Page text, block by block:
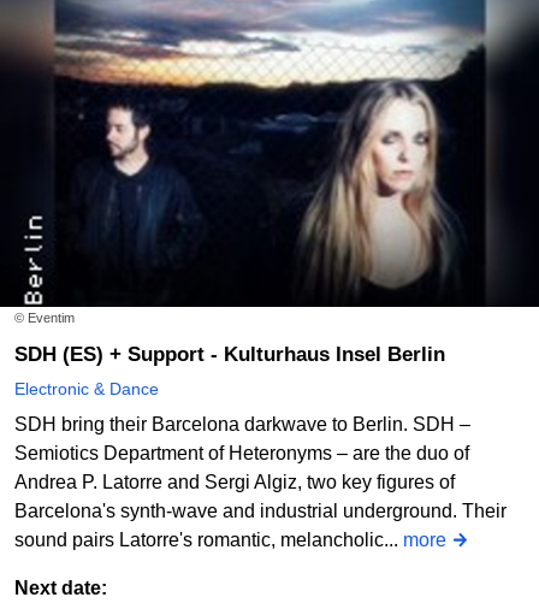
© Eventim
SDH (ES) + Support - Kulturhaus Insel Berlin
Electronic & Dance
SDH bring their Barcelona darkwave to Berlin. SDH –
Semiotics Department of Heteronyms – are the duo of
Andrea P. Latorre and Sergi Algiz, two key figures of
Barcelona's synth-wave and industrial underground. Their
sound pairs Latorre's romantic, melancholic... more
Next date: